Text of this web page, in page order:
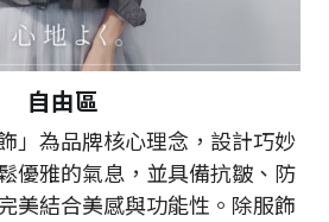
自由區
」為品牌核心理念，設計巧妙
優雅的氣息，並具備抗皺、防
美結合美感與功能性。除服飾